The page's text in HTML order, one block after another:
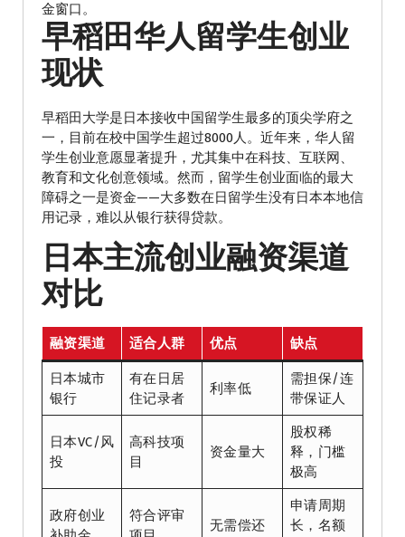
金窗口。
早稻田华人留学生创业
现状
早稻田大学是日本接收中国留学生最多的顶尖学府之
一，目前在校中国学生超过8000人。近年来，华人留
学生创业意愿显著提升，尤其集中在科技、互联网、
教育和文化创意领域。然而，留学生创业面临的最大
障碍之一是资金——大多数在日留学生没有日本本地信
用记录，难以从银行获得贷款。
日本主流创业融资渠道
对比
融资渠道 适合人群 优点 缺点
日本城市
银行
有在日居
住记录者
利率低
需担保/连
带保证人
日本VC/风
投
高科技项
目
资金量大
股权稀
释，门槛
极高
政府创业
符合评审
无需偿还
申请周期
长，名额